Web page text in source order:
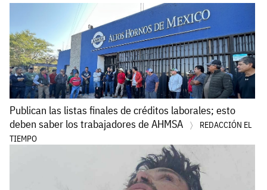
Publican las listas finales de créditos laborales; esto
deben saber los trabajadores de AHMSA
REDACCIÓN EL
TIEMPO